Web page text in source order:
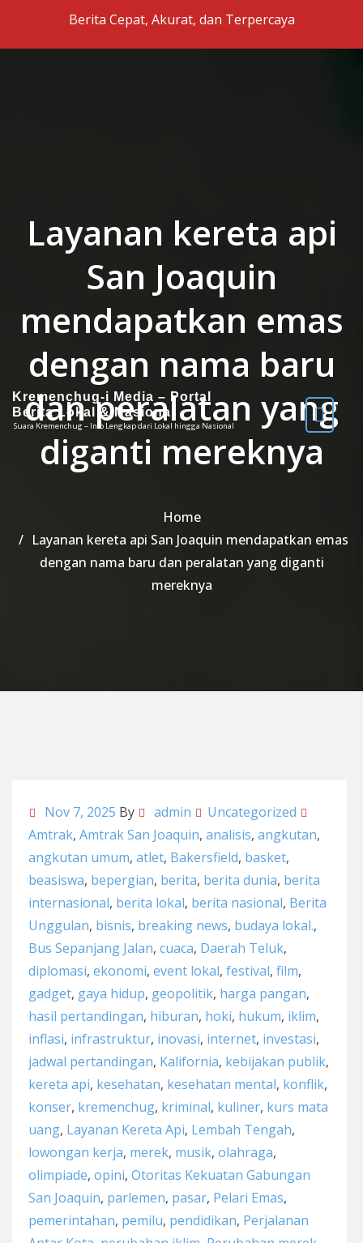
Skip to the contentBerita Cepat, Akurat, dan Terpercaya
Kremenchug-i Media – Portal
Berita Lokal & Nasional
Suara Kremenchug – Info Lengkap dari Lokal hingga Nasional
Layanan kereta api
San Joaquin
mendapatkan emas
dengan nama baru
dan peralatan yang
diganti mereknya
Home
Layanan kereta api San Joaquin mendapatkan emas
dengan nama baru dan peralatan yang diganti
mereknya
Nov 7, 2025 By admin
Uncategorized
Amtrak, Amtrak San Joaquin, analisis, angkutan,
angkutan umum, atlet, Bakersfield, basket,
beasiswa, bepergian, berita, berita dunia, berita
internasional, berita lokal, berita nasional, Berita
Unggulan, bisnis, breaking news, budaya lokal.,
Bus Sepanjang Jalan, cuaca, Daerah Teluk,
diplomasi, ekonomi, event lokal, festival, film,
gadget, gaya hidup, geopolitik, harga pangan,
hasil pertandingan, hiburan, hoki, hukum, iklim,
inflasi, infrastruktur, inovasi, internet, investasi,
jadwal pertandingan, Kalifornia, kebijakan publik,
kereta api, kesehatan, kesehatan mental, konflik,
konser, kremenchug, kriminal, kuliner, kurs mata
uang, Layanan Kereta Api, Lembah Tengah,
lowongan kerja, merek, musik, olahraga,
olimpiade, opini, Otoritas Kekuatan Gabungan
San Joaquin, parlemen, pasar, Pelari Emas,
pemerintahan, pemilu, pendidikan, Perjalanan